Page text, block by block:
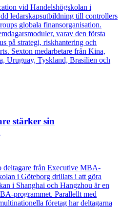
vid Handelshögskolan i
ledarskapsutbildning till controllers
globala finansorganisation.
varav den första
på strategi, riskhantering och
Sexton medarbetare från Kina,
Uruguay, Tyskland, Brasilien och
stärker sin
deltagare från Executive MBA-
i Göteborg drillats i att göra
i Shanghai och Hangzhou är en
programmet. Parallellt med
företag har deltagarna